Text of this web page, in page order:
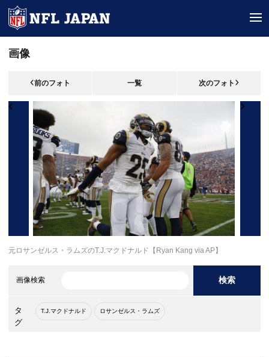
画像
前のフォト 一覧 次のフォト
元ロサンゼルス・ラムズのT.J.マクドナルド【Ryan Kang via AP】
画像検索 検索
タ
グ
T.J.マクドナルド ロサンゼルス・ラムズ